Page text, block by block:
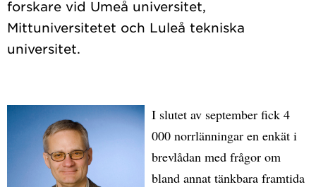
forskare vid Umeå universitet,
Mittuniversitetet och Luleå tekniska
I slutet av september fick 4
000 norrlänningar en enkät i
brevlådan med frågor om
bland annat tänkbara framtida